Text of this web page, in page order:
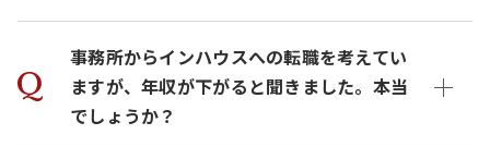
事務所からインハウスへの転職を考えてい
ますが、年収が下がると聞きました。本当
でしょうか？